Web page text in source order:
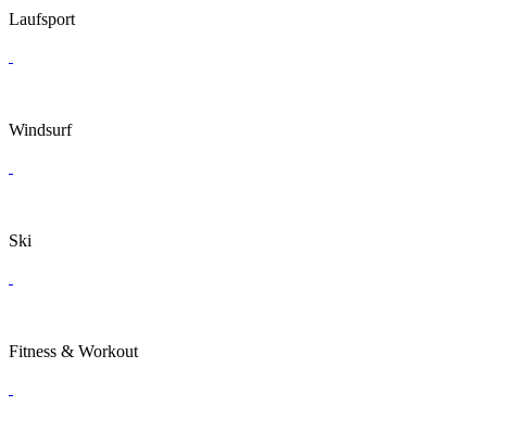
Laufsport
Windsurf
Ski
Fitness & Workout